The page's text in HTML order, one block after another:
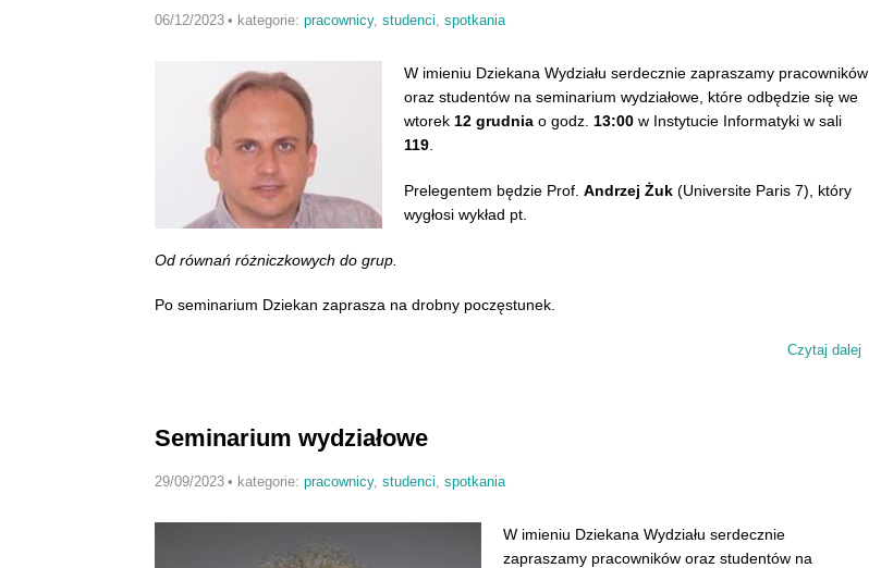
06/12/2023 • kategorie: pracownicy, studenci, spotkania
W imieniu Dziekana Wydziału serdecznie zapraszamy pracowników
oraz studentów na seminarium wydziałowe, które odbędzie się we
wtorek 12 grudnia o godz. 13:00 w Instytucie Informatyki w sali
119.
Prelegentem będzie Prof. Andrzej Żuk (Universite Paris 7), który
wygłosi wykład pt.
Od równań różniczkowych do grup
Po seminarium Dziekan zaprasza na drobny poczęstunek.
Czytaj dalej
Seminarium wydziałowe
29/09/2023 • kategorie: pracownicy, studenci spotkania
W imieniu Dziekana Wydziału serdecznie
zapraszamy pracowników oraz studentów na